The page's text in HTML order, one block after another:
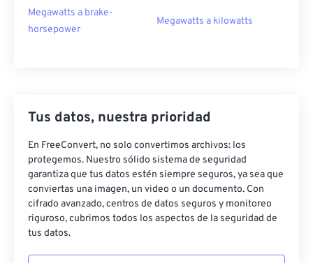
Megawatts a brake-
horsepower
Megawatts a kilowatts
Tus datos, nuestra prioridad
En FreeConvert, no solo convertimos archivos: los
protegemos. Nuestro sólido sistema de seguridad
garantiza que tus datos estén siempre seguros, ya sea que
conviertas una imagen, un video o un documento. Con
cifrado avanzado, centros de datos seguros y monitoreo
riguroso, cubrimos todos los aspectos de la seguridad de
tus datos.